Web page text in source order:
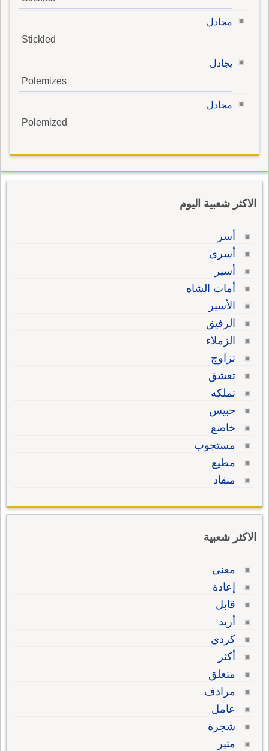
مجادل
Stickled
يجادل
Polemizes
مجادل
Polemized
الاكثر شعبية اليوم
أسر
أسرى
أسير
أمات الشاه
الأسير
الرفيق
الزملاء
تزاوج
تعشق
تملكه
حبيس
خاضع
مستجوب
مطيع
منقاد
الاكثر شعبية
معنى
إعادة
قابل
أريد
كردي
أكثر
متعلق
مرادف
عامل
شجرة
مثير